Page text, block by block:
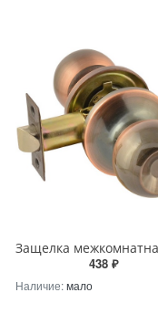
438 ₽
Наличие:мало